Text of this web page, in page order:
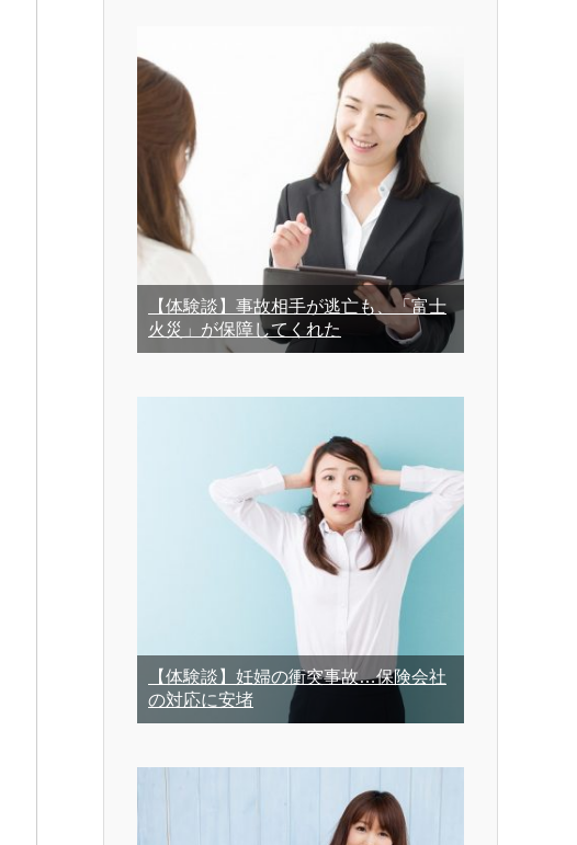
【体験談】事故相手が逃亡も、「富士
火災」が保障してくれた
【体験談】妊婦の衝突事故…保険会社
の対応に安堵